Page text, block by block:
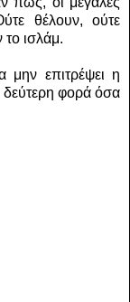
θέλουν, ούτε
ισλάμ.
μην επιτρέψει η
δεύτερη φορά όσα